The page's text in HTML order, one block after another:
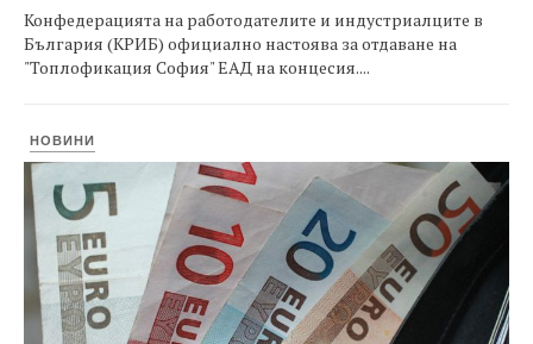
Конфедерацията на работодателите и индустриалците в
България (КРИБ) официално настоява за отдаване на
"Топлофикация София" ЕАД на концесия....
НОВИНИ